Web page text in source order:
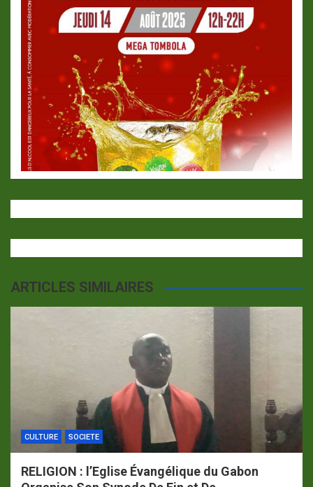
ARTICLES SIMILAIRES
CULTURE SOCIETE
RELIGION : l’Eglise Évangélique du Gabon